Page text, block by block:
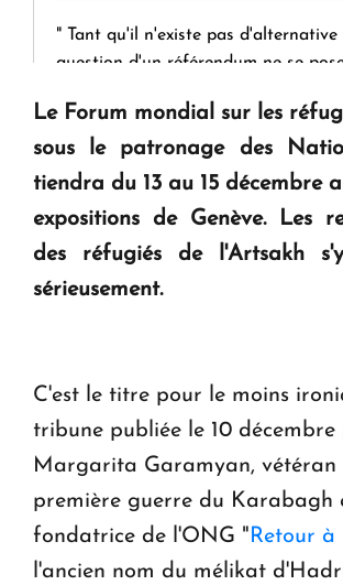
" Tant qu'il n'existe pas d'alternative
question d'un référendum ne se
KASA : 30 ans d'audace, de
en Arménie
Le premier hôtel Hyatt Regency
ouvrira ses portes à Dilijan
Le Forum mondial sur les
sous le patronage des
tiendra du 13 au 15 décembre
expositions de Genève. Les
des réfugiés de l'Artsakh
sérieusement.
C'est le titre pour le moins
tribune publiée le 10 décembre
Margarita Garamyan, vétéran
première guerre du Karabagh
fondatrice de l'ONG " Retour à
l'ancien nom du mélikat